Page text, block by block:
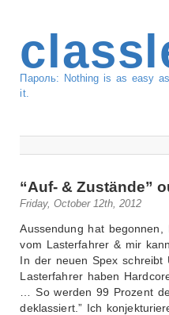
Пароль: Nothing is as easy
it.
“Auf- & Zustände”
Friday, October 12th, 2012
Aussendung hat
vom Lasterfahrer & mir
In der neuen Spex schreibt
Lasterfahrer haben
… So werden 99 Prozent
deklassiert.” Ich